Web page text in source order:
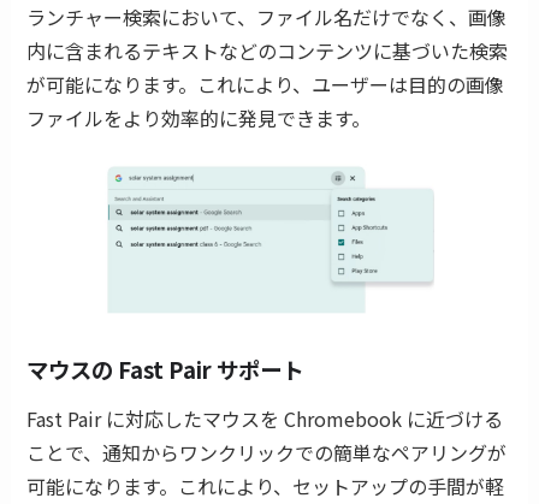
ランチャー検索において、ファイル名だけでなく、画像
内に含まれるテキストなどのコンテンツに基づいた検索
が可能になります。これにより、ユーザーは目的の画像
ファイルをより効率的に発見できます。
マウスの Fast Pair サポート
Fast Pair に対応したマウスを Chromebook に近づける
ことで、通知からワンクリックでの簡単なペアリングが
可能になります。これにより、セットアップの手間が軽